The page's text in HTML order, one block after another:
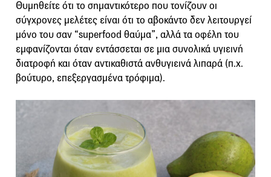
Θυμηθείτε ότι το σημαντικότερο που τονίζουν οι
σύγχρονες μελέτες είναι ότι το αβοκάντο δεν λειτουργεί
μόνο του σαν “superfood θαύμα”, αλλά τα οφέλη του
εμφανίζονται όταν εντάσσεται σε μια συνολικά υγιεινή
διατροφή και όταν αντικαθιστά ανθυγιεινά λιπαρά (π.χ.
βούτυρο, επεξεργασμένα τρόφιμα).